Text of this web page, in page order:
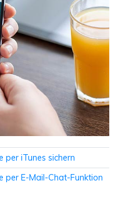
iTunes sichern
per E-Mail-Chat-Funktion